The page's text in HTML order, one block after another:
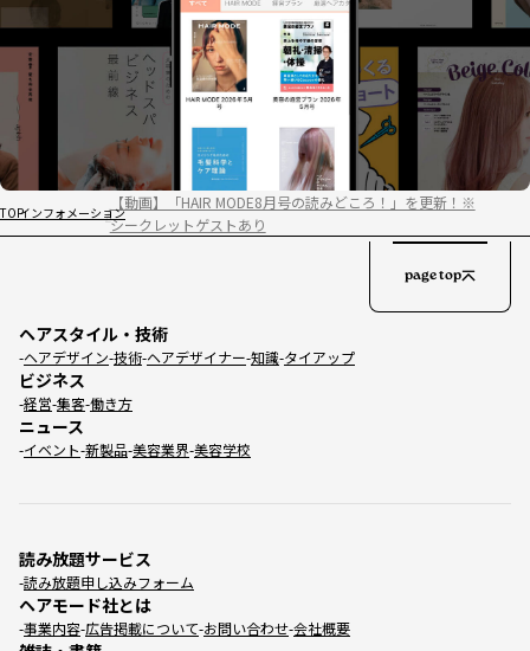
TOPインフォメーション
【動画】「HAIR MODE8月号の読みどころ！」を更新！※
シークレットゲストあり
ヘアスタイル・技術
ヘアデザイン 技術 ヘアデザイナー 知識 タイアップ
ビジネス
経営 集客 働き方
ニュース
イベント 新製品 美容業界 美容学校
読み放題サービス
読み放題申し込みフォーム
ヘアモード社とは
事業内容 広告掲載について お問い合わせ 会社概要
page top